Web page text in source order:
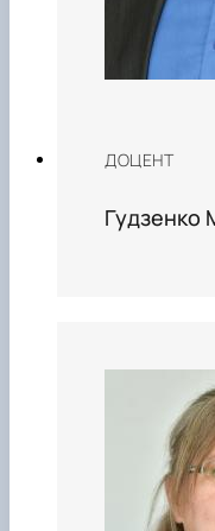
ДОЦЕНТ
Гудзенко